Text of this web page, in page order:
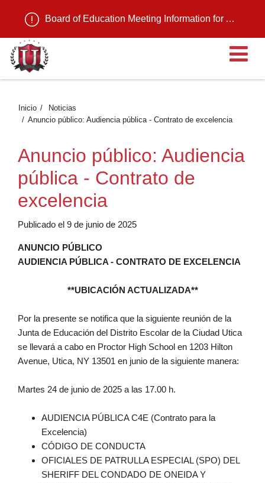
Board of Education Meeting Information for August 11, 2026
Inicio
Noticias
Anuncio público: Audiencia pública - Contrato de excelencia
Anuncio público: Audiencia
pública - Contrato de
excelencia
Publicado el 9 de junio de 2025
ANUNCIO PÚBLICO
AUDIENCIA PÚBLICA - CONTRATO DE EXCELENCIA
**UBICACIÓN ACTUALIZADA**
Por la presente se notifica que la siguiente reunión de la
Junta de Educación del Distrito Escolar de la Ciudad Utica
se llevará a cabo en Proctor High School en 1203 Hilton
Avenue, Utica, NY 13501 en junio de la siguiente manera:
Martes 24 de junio de 2025 a las 17.00 h.
AUDIENCIA PÚBLICA C4E (Contrato para la
Excelencia)
CÓDIGO DE CONDUCTA
OFICIALES DE PATRULLA ESPECIAL (SPO) DEL
SHERIFF DEL CONDADO DE ONEIDA Y